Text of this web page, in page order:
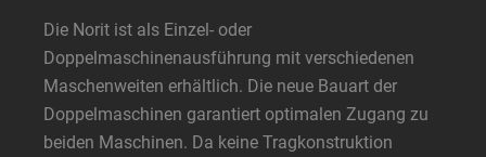
Die Norit ist als Einzel- oder
Doppelmaschinenausführung mit verschiedenen
Maschenweiten erhältlich. Die neue Bauart der
Doppelmaschinen garantiert optimalen Zugang zu
beiden Maschinen. Da keine Tragkonstruktion